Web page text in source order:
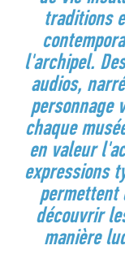
traditions
l'archipel.
audios,
personnage
chaque
en valeur
expressions
permettent
découvrir
manière